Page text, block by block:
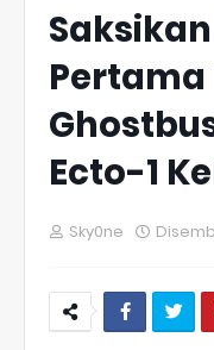
Pertama
Ecto-1
Sky0ne